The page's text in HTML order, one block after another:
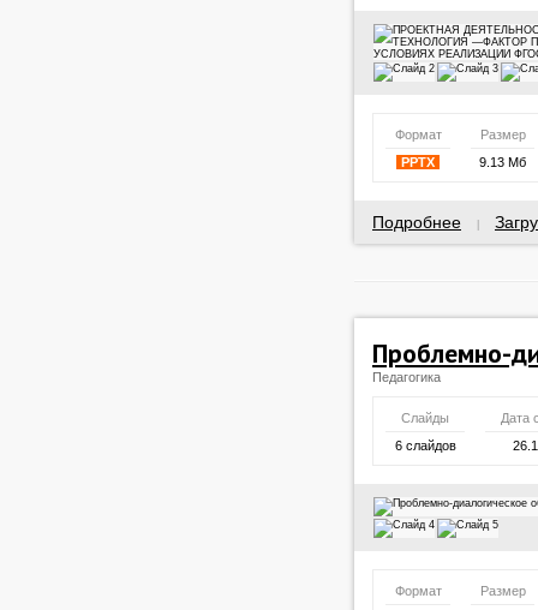
Формат
Размер
PPTX
9.13 Мб
Подробнее
Проблемно-
Педагогика
Слайды
Дата
6 слайдов
Формат
Размер